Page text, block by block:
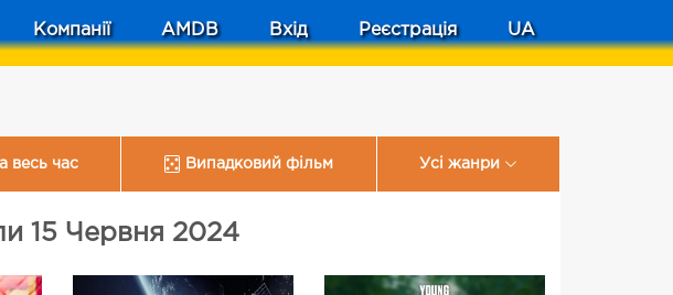
Компанії AMDB Вхід Реєстрація UA
весь час Випадковий фільм Усі жанри
15 Червня 2024